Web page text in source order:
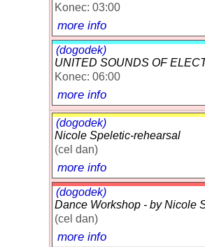
Konec: 03:00
more info
(dogodek)
UNITED SOUNDS OF
Konec: 06:00
more info
(dogodek)
Nicole Speletic-rehearsal
(cel dan)
more info
(dogodek)
Dance Workshop - by Nicole
(cel dan)
more info